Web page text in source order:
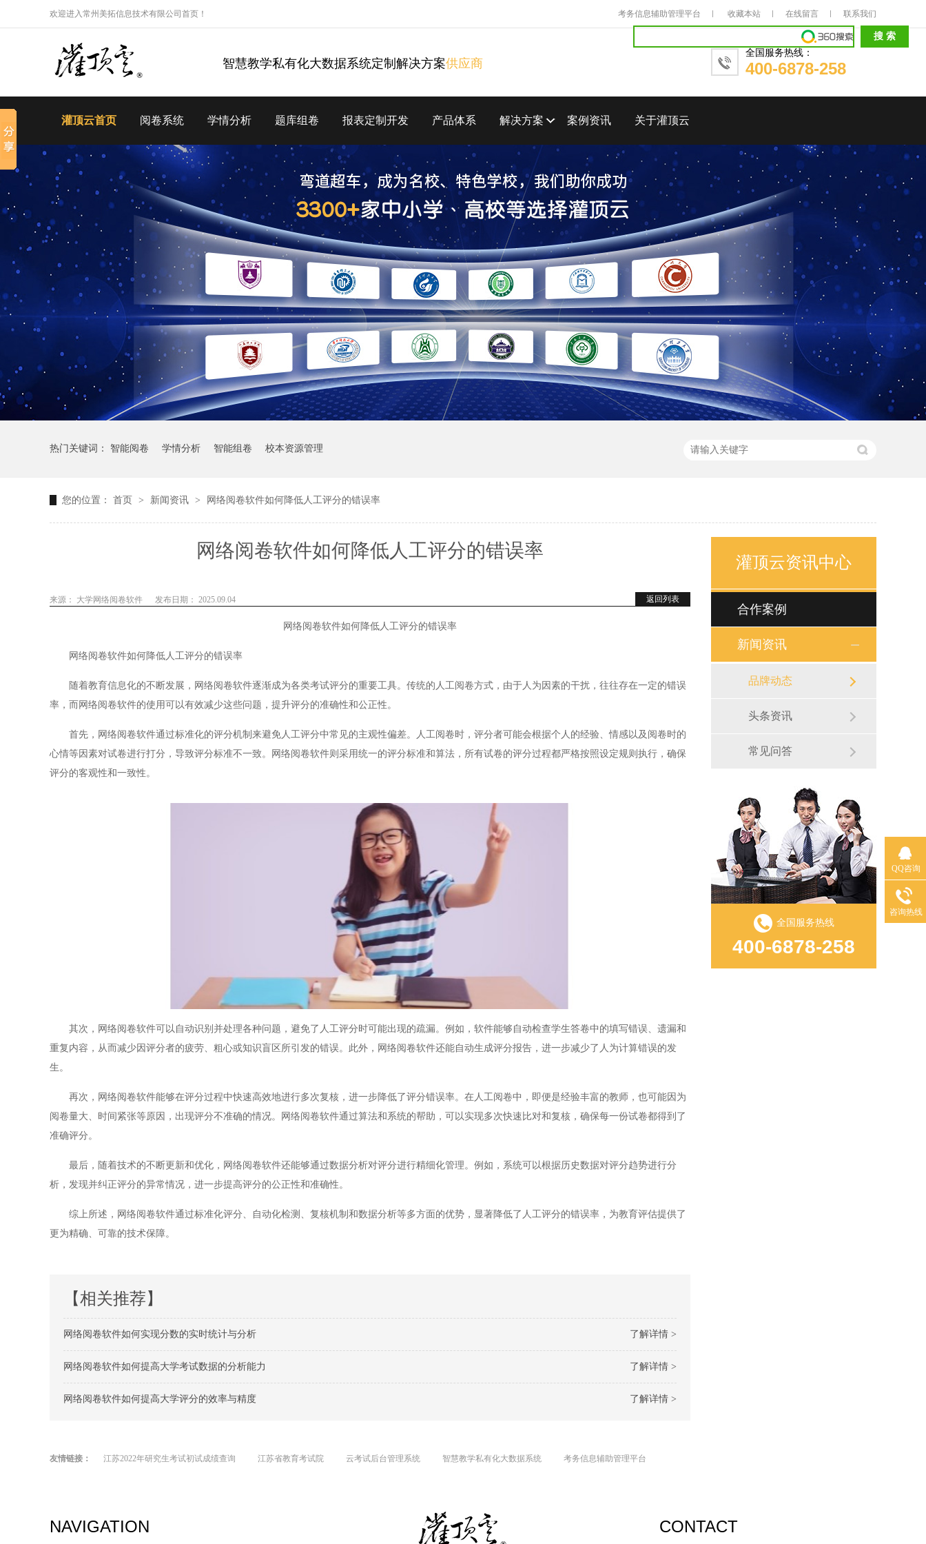
考务信息辅助管理平台 收藏本站 在线留言 联系我们
欢迎进入常州美拓信息技术有限公司首页！
智慧教学私有化大数据系统定制解决方案供应商
全国服务热线：
400-6878-258
灌顶云首页 阅卷系统 学情分析 题库组卷 报表定制开发 产品体系 解决方案 案例资讯 关于灌顶云
热门关键词： 智能阅卷 学情分析 智能组卷 校本资源管理
您的位置： 首页 > 新闻资讯 > 网络阅卷软件如何降低人工评分的错误率
网络阅卷软件如何降低人工评分的错误率
返回列表
来源： 大学网络阅卷软件 发布日期： 2025.09.04
网络阅卷软件如何降低人工评分的错误率
网络阅卷软件如何降低人工评分的错误率
随着教育信息化的不断发展，网络阅卷软件逐渐成为各类考试评分的重要工具。传统的人工阅卷方式，由于人为因素的干扰，往往存在一定的错误
率，而网络阅卷软件的使用可以有效减少这些问题，提升评分的准确性和公正性。
首先，网络阅卷软件通过标准化的评分机制来避免人工评分中常见的主观性偏差。人工阅卷时，评分者可能会根据个人的经验、情感以及阅卷时的
心情等因素对试卷进行打分，导致评分标准不一致。网络阅卷软件则采用统一的评分标准和算法，所有试卷的评分过程都严格按照设定规则执行，确保
评分的客观性和一致性。
其次，网络阅卷软件可以自动识别并处理各种问题，避免了人工评分时可能出现的疏漏。例如，软件能够自动检查学生答卷中的填写错误、遗漏和
重复内容，从而减少因评分者的疲劳、粗心或知识盲区所引发的错误。此外，网络阅卷软件还能自动生成评分报告，进一步减少了人为计算错误的发
生。
再次，网络阅卷软件能够在评分过程中快速高效地进行多次复核，进一步降低了评分错误率。在人工阅卷中，即便是经验丰富的教师，也可能因为
阅卷量大、时间紧张等原因，出现评分不准确的情况。网络阅卷软件通过算法和系统的帮助，可以实现多次快速比对和复核，确保每一份试卷都得到了
准确评分。
最后，随着技术的不断更新和优化，网络阅卷软件还能够通过数据分析对评分进行精细化管理。例如，系统可以根据历史数据对评分趋势进行分
析，发现并纠正评分的异常情况，进一步提高评分的公正性和准确性。
综上所述，网络阅卷软件通过标准化评分、自动化检测、复核机制和数据分析等多方面的优势，显著降低了人工评分的错误率，为教育评估提供了
更为精确、可靠的技术保障。
【相关推荐】
了解详情 >
网络阅卷软件如何实现分数的实时统计与分析
了解详情 >
网络阅卷软件如何提高大学考试数据的分析能力
了解详情 >
网络阅卷软件如何提高大学评分的效率与精度
灌顶云资讯中心
合作案例
新闻资讯
品牌动态
头条资讯
常见问答
全国服务热线
400-6878-258
友情链接： 江苏2022年研究生考试初试成绩查询 江苏省教育考试院 云考试后台管理系统 智慧教学私有化大数据系统 考务信息辅助管理平台
NAVIGATION CONTACT
QQ咨询
咨询热线